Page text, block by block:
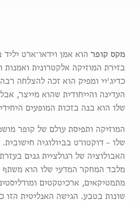
מקס קופר הוא אמן וידאו־ארט
בזירת המוזיקה אלקטרונית ואמנות
כדיג'יי ומפיק הוא זכה להצלחה
העדינה והייחודית שהוא מייצר,
שלו הוא בנה בזכות המופעים
המוזיקה ותפיסת עולם של קופר
שלו – דוקטורט בביולוגיה
האבולוציה של רגולציית גנים
מלבד המחקר המדעי שלו הוא משתף
מתמטיקאים, ארכיטקטים
שונות בטבע. הגישה האנליטית הזו